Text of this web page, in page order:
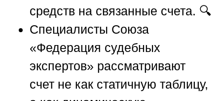
средств на связанные счета. 🔍
Специалисты Союза
«Федерация судебных
экспертов» рассматривают
счет не как статичную таблицу,